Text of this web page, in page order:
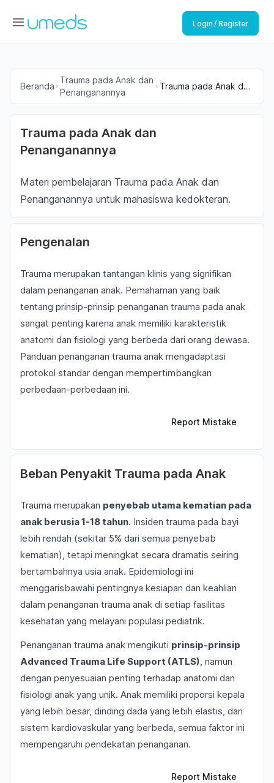
Login / Register
Beranda
Trauma pada Anak dan
Penanganannya
Trauma pada Anak dan
Trauma pada Anak dan
Penanganannya
Materi pembelajaran Trauma pada Anak dan
Penanganannya untuk mahasiswa kedokteran.
Pengenalan
Trauma merupakan tantangan klinis yang signifikan
dalam penanganan anak. Pemahaman yang baik
tentang prinsip-prinsip penanganan trauma pada anak
sangat penting karena anak memiliki karakteristik
anatomi dan fisiologi yang berbeda dari orang dewasa.
Panduan penanganan trauma anak mengadaptasi
protokol standar dengan mempertimbangkan
perbedaan-perbedaan ini.
Report Mistake
Beban Penyakit Trauma pada Anak
Trauma merupakan penyebab utama kematian pada
anak berusia 1-18 tahun. Insiden trauma pada bayi
lebih rendah (sekitar 5% dari semua penyebab
kematian), tetapi meningkat secara dramatis seiring
bertambahnya usia anak. Epidemiologi ini
menggarisbawahi pentingnya kesiapan dan keahlian
dalam penanganan trauma anak di setiap fasilitas
kesehatan yang melayani populasi pediatrik.
Penanganan trauma anak mengikuti prinsip-prinsip
Advanced Trauma Life Support (ATLS), namun
dengan penyesuaian penting terhadap anatomi dan
fisiologi anak yang unik. Anak memiliki proporsi kepala
yang lebih besar, dinding dada yang lebih elastis, dan
sistem kardiovaskular yang berbeda, semua faktor ini
mempengaruhi pendekatan penanganan.
Report Mistake